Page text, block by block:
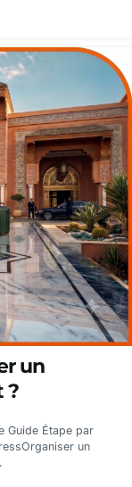
un
?
Guide Étape par
un